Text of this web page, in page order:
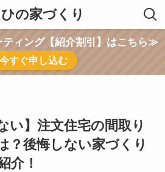
の家づくり
ティング【紹介割引】はこちら≫
今すぐ申し込む
い】注文住宅の間取り
？後悔しない家づくり
介！